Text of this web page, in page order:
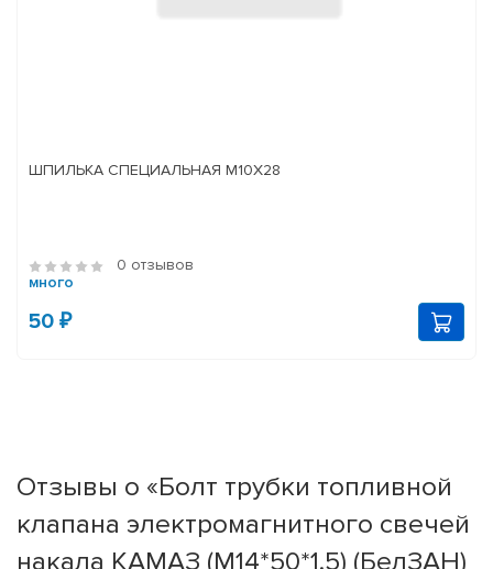
ШПИЛЬКА СПЕЦИАЛЬНАЯ М10Х28
0 отзывов
много
50 ₽
Отзывы о «Болт трубки топливной
клапана электромагнитного свечей
накала КАМАЗ (М14*50*1.5) (БелЗАН)